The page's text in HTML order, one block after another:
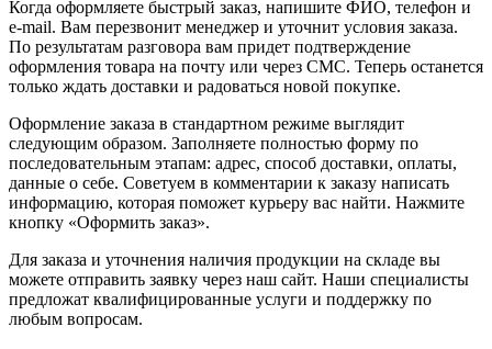
Когда оформляете быстрый заказ, напишите ФИО, телефон и
e-mail. Вам перезвонит менеджер и уточнит условия заказа.
По результатам разговора вам придет подтверждение
оформления товара на почту или через СМС. Теперь останется
только ждать доставки и радоваться новой покупке.
Оформление заказа в стандартном режиме выглядит
следующим образом. Заполняете полностью форму по
последовательным этапам: адрес, способ доставки, оплаты,
данные о себе. Советуем в комментарии к заказу написать
информацию, которая поможет курьеру вас найти. Нажмите
кнопку «Оформить заказ».
Для заказа и уточнения наличия продукции на складе вы
можете отправить заявку через наш сайт. Наши специалисты
предложат квалифицированные услуги и поддержку по
любым вопросам.